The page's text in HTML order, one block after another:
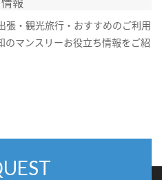
張・観光旅行・おすすめのご利用
のマンスリーお役立ち情報をご紹